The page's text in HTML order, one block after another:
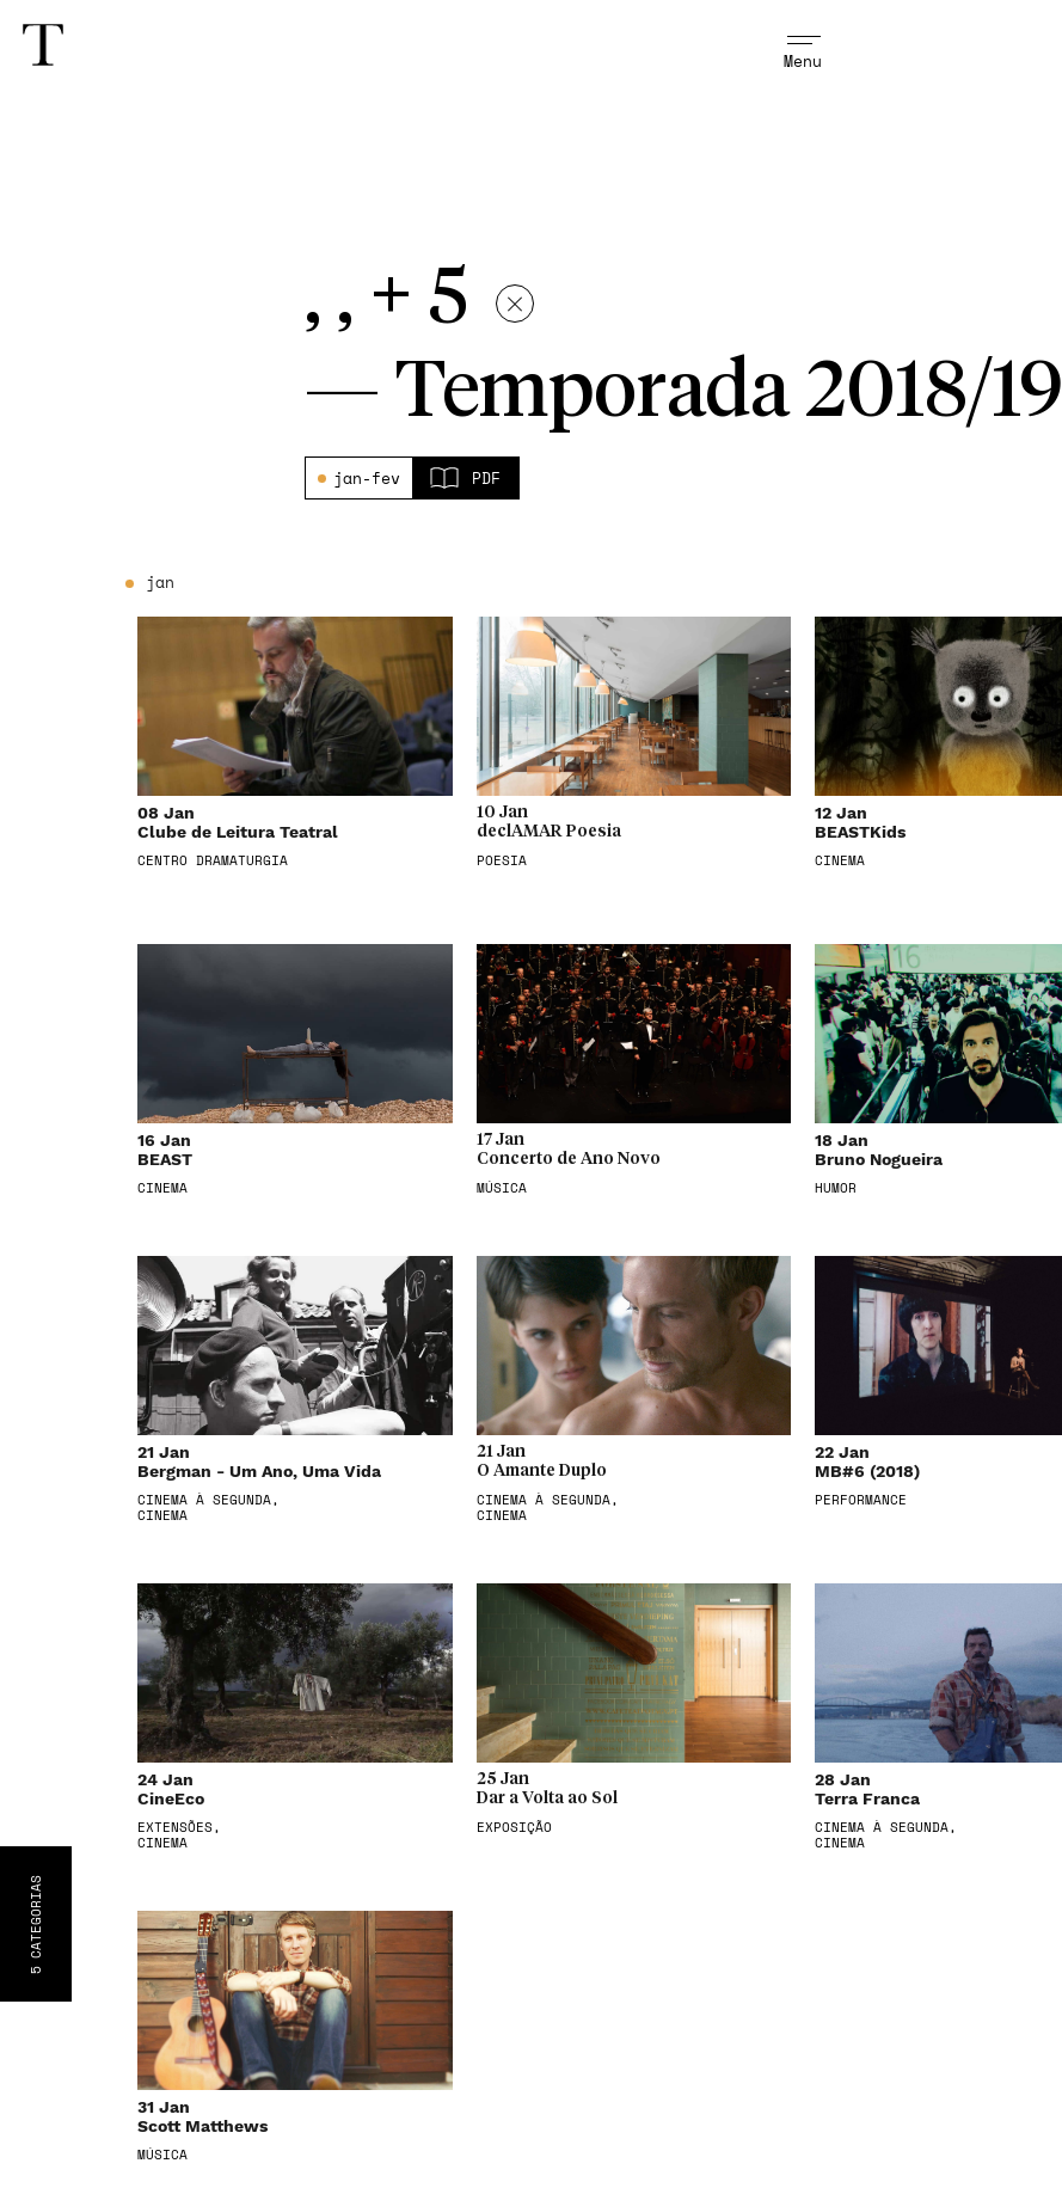
Menu
5
CATEGORIA
S
, , + 5
— Temporada 2018/19
jan-fev PDF
jan
08 Jan
Clube de Leitura Teatral
CENTRO DRAMATURGIA
10 Jan
declAMAR Poesia
POESIA
12 Jan
BEASTKids
CINEMA
16 Jan
BEAST
CINEMA
17 Jan
Concerto de Ano Novo
MÚSICA
18 Jan
Bruno Nogueira
HUMOR
21 Jan
Bergman - Um Ano, Uma Vida
CINEMA À SEGUNDA,
CINEMA
21 Jan
O Amante Duplo
CINEMA À SEGUNDA,
CINEMA
22 Jan
MB#6 (2018)
PERFORMANCE
24 Jan
CineEco
EXTENSÕES,
CINEMA
25 Jan
Dar a Volta ao Sol
EXPOSIÇÃO
28 Jan
Terra Franca
CINEMA À SEGUNDA,
CINEMA
31 Jan
Scott Matthews
MÚSICA